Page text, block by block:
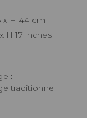
x H 44 cm
x H 17 inches
traditionnel